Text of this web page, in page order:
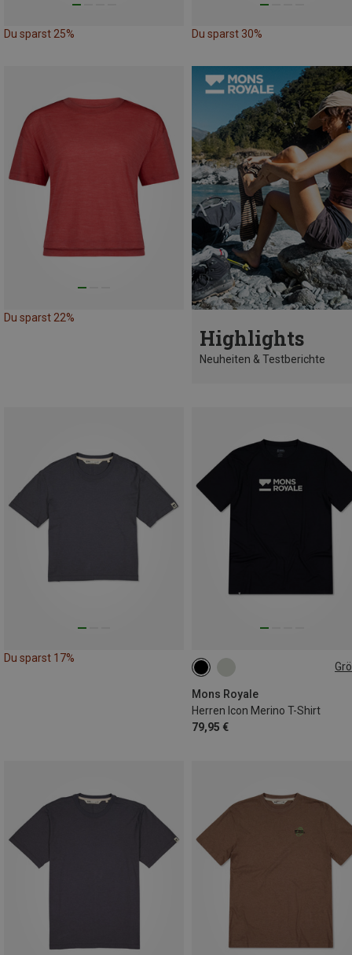
Du sparst 25% Du sparst 30%
Du sparst 22%
Highlights
Neuheiten & Testberichte
Du sparst 17%
Mons Royale
Herren Icon Merino T-Shirt
79,95 €
M L